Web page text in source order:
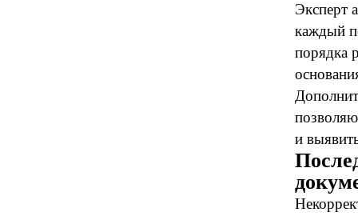
Эксперт
каждый
порядка
и